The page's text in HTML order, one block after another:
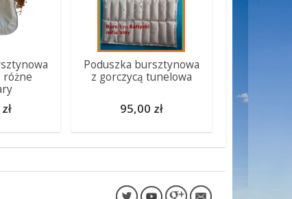
różne
Poduszka bursztynowa
z gorczycą tunelowa
95,00 zł